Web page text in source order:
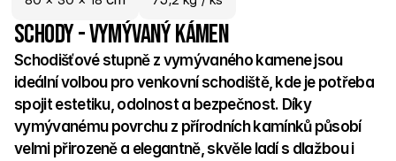
Schody - Vymývaný kámen
Schodišťové stupně z vymývaného kamene jsou
ideální volbou pro venkovní schodiště, kde je potřeba
spojit estetiku, odolnost a bezpečnost. Díky
vymývanému povrchu z přírodních kamínků působí
velmi přirozeně a elegantně, skvěle ladí s dlažbou i